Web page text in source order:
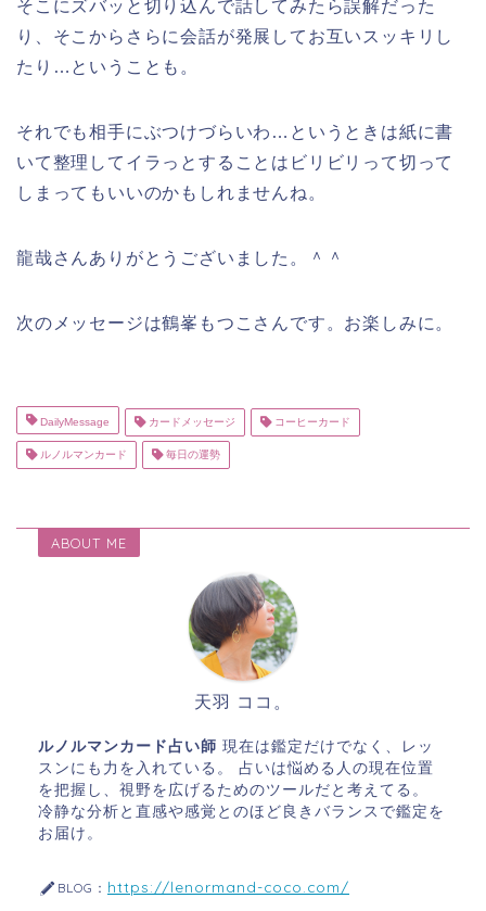
そこにズバッと切り込んで話してみたら誤解だった
り、そこからさらに会話が発展してお互いスッキリし
たり…ということも。
それでも相手にぶつけづらいわ…というときは紙に書
いて整理してイラっとすることはビリビリって切って
しまってもいいのかもしれませんね。
龍哉さんありがとうございました。＾＾
次のメッセージは鶴峯もつこさんです。お楽しみに。
DailyMessage カードメッセージ コーヒーカード
ルノルマンカード 毎日の運勢
ABOUT ME
天羽 ココ。
ルノルマンカード占い師 現在は鑑定だけでなく、レッ
スンにも力を入れている。 占いは悩める人の現在位置
を把握し、視野を広げるためのツールだと考えてる。
冷静な分析と直感や感覚とのほど良きバランスで鑑定を
お届け。
BLOG： https://lenormand-coco.com/